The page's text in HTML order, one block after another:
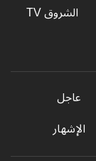
الشروق TV
عاجل
الإشهار